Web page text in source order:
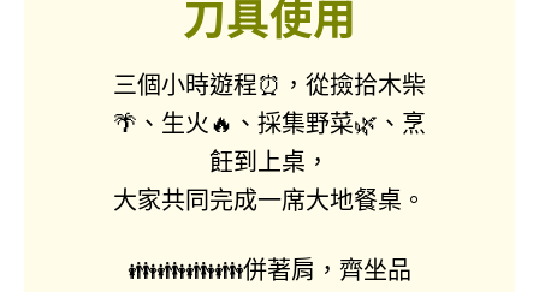
刀具使用
三個小時遊程⏰，從撿拾木柴
🌴、生火🔥、採集野菜🌿、烹
飪到上桌，
大家共同完成一席大地餐桌。
👪👪👪👪併著肩，齊坐品